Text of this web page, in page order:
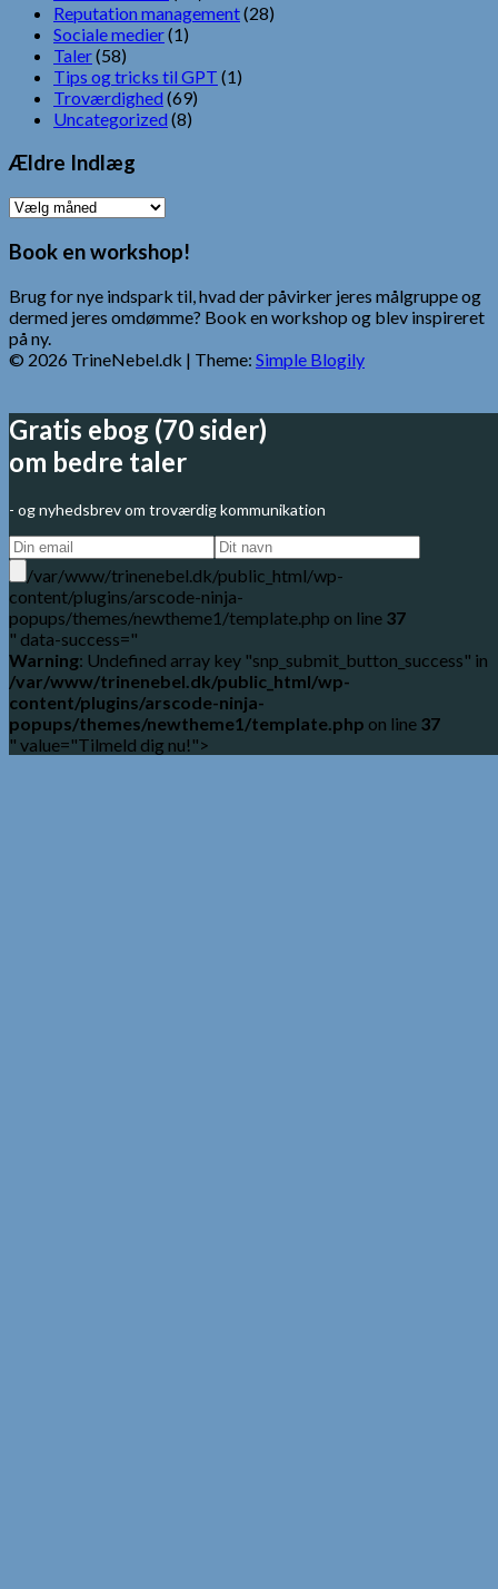
Reputation management(28)
Sociale medier(1)
Taler(58)
Tips og tricks til GPT (1)
Troværdighed (69)
Uncategorized (8)
Ældre Indlæg
Ældre
Book en workshop!
Brug for nye indspark til, hvad der påvirker jeres målgruppe og
dermed jeres omdømme? Book en workshop og blev inspireret
på ny.
© 2026 TrineNebel.dk | Theme: Simple Blogily
Gratis ebog (70 sider)
om bedre taler
- og nyhedsbrev om troværdig kommunikation
/var/www/trinenebel.dk/public_html/wp-
content/plugins/arscode-ninja-
popups/themes/newtheme1/template.php on line 37
" data-success="
Warning: Undefined array key "snp_submit_button_success" in
/var/www/trinenebel.dk/public_html/wp-
content/plugins/arscode-ninja-
popups/themes/newtheme1/template.php on line 37
" value="Tilmeld dig nu!">